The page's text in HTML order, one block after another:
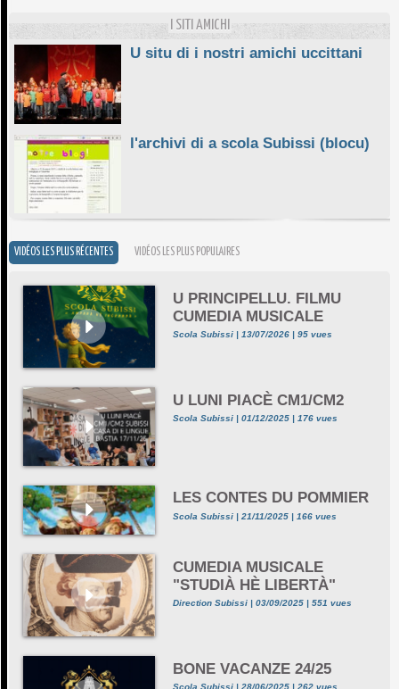
I SITI AMICHI
U situ di i nostri amichi uccittani
l'archivi di a scola Subissi (blocu)
VIDÉOS LES PLUS RÉCENTES VIDÉOS LES PLUS POPULAIRES
U PRINCIPELLU. FILMU
CUMEDIA MUSICALE
Scola Subissi | 13/07/2026 | 95 vues
U LUNI PIACÈ CM1/CM2
Scola Subissi | 01/12/2025 | 176 vues
LES CONTES DU POMMIER
Scola Subissi | 21/11/2025 | 166 vues
CUMEDIA MUSICALE
"STUDIÀ HÈ LIBERTÀ"
Direction Subissi | 03/09/2025 | 551 vues
BONE VACANZE 24/25
Scola Subissi | 28/06/2025 | 262 vues